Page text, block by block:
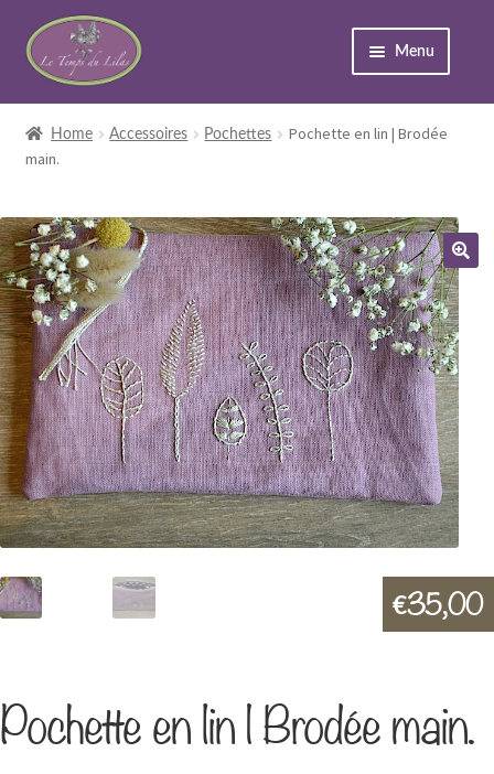
Menu
Accueil
menu
À propos
Événements
Contact
Mon compte
Expand
child
menu
Home Accessoires Pochettes
Pochette en lin | Brodée
main.
Pochette en lin | Brodée main.
€35,00